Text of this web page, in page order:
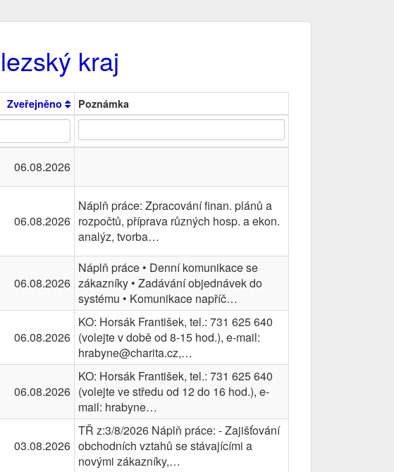
kraj
Zveřejněno Poznámka
06.08.2026
06.08.2026
Náplň práce: Zpracování finan. plánů a
rozpočtů, příprava různých hosp. a ekon.
analýz, tvorba…
06.08.2026
Náplň práce • Denní komunikace se
zákazníky • Zadávání objednávek do
systému • Komunikace napříč…
06.08.2026
KO: Horsák František, tel.: 731 625 640
(volejte v době od 8-15 hod.), e-mail:
hrabyne@charita.cz,…
06.08.2026
KO: Horsák František, tel.: 731 625 640
(volejte ve středu od 12 do 16 hod.), e-
mail: hrabyne…
03.08.2026
TŘ z:3/8/2026 Náplň práce: - Zajišťování
obchodních vztahů se stávajícími a
novými zákazníky,…